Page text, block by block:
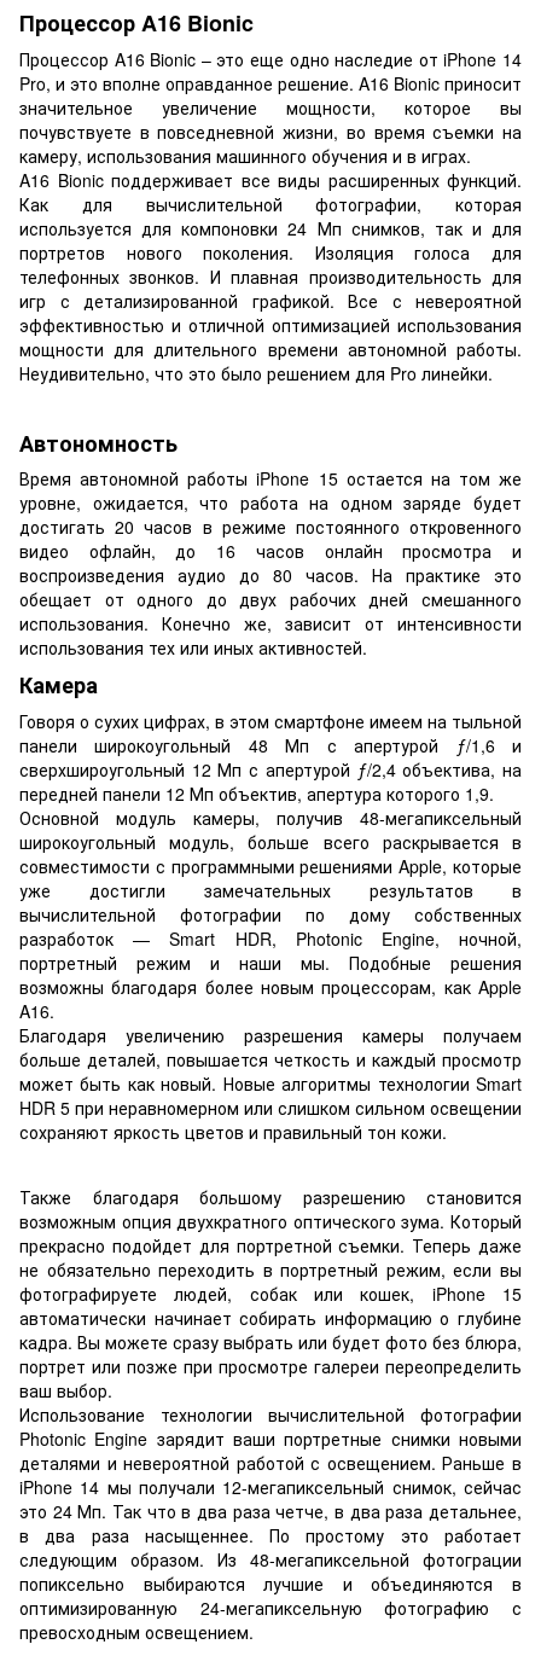
Процессор A16 Bionic
Процессор A16 Bionic – это еще одно наследие от iPhone 14
Pro, и это вполне оправданное решение. A16 Bionic приносит
значительное увеличение мощности, которое вы
почувствуете в повседневной жизни, во время съемки на
камеру, использования машинного обучения и в играх.
A16 Bionic поддерживает все виды расширенных функций.
Как для вычислительной фотографии, которая
используется для компоновки 24 Мп снимков, так и для
портретов нового поколения. Изоляция голоса для
телефонных звонков. И плавная производительность для
игр с детализированной графикой. Все с невероятной
эффективностью и отличной оптимизацией использования
мощности для длительного времени автономной работы.
Неудивительно, что это было решением для Pro линейки.
Автономность
Время автономной работы iPhone 15 остается на том же
уровне, ожидается, что работа на одном заряде будет
достигать 20 часов в режиме постоянного откровенного
видео офлайн, до 16 часов онлайн просмотра и
воспроизведения аудио до 80 часов. На практике это
обещает от одного до двух рабочих дней смешанного
использования. Конечно же, зависит от интенсивности
использования тех или иных активностей.
Камера
Говоря о сухих цифрах, в этом смартфоне имеем на тыльной
панели широкоугольный 48 Мп с апертурой ƒ/1,6 и
сверхшироугольный 12 Мп с апертурой ƒ/2,4 объектива, на
передней панели 12 Мп объектив, апертура которого 1,9.
Основной модуль камеры, получив 48-мегапиксельный
широкоугольный модуль, больше всего раскрывается в
совместимости с программными решениями Apple, которые
уже достигли замечательных результатов в
вычислительной фотографии по дому собственных
разработок — Smart HDR, Photonic Engine, ночной,
портретный режим и наши мы. Подобные решения
возможны благодаря более новым процессорам, как Apple
A16.
Благодаря увеличению разрешения камеры получаем
больше деталей, повышается четкость и каждый просмотр
может быть как новый. Новые алгоритмы технологии Smart
HDR 5 при неравномерном или слишком сильном освещении
сохраняют яркость цветов и правильный тон кожи.
Также благодаря большому разрешению становится
возможным опция двухкратного оптического зума. Который
прекрасно подойдет для портретной съемки. Теперь даже
не обязательно переходить в портретный режим, если вы
фотографируете людей, собак или кошек, iPhone 15
автоматически начинает собирать информацию о глубине
кадра. Вы можете сразу выбрать или будет фото без блюра,
портрет или позже при просмотре галереи переопределить
ваш выбор.
Использование технологии вычислительной фотографии
Photonic Engine зарядит ваши портретные снимки новыми
деталями и невероятной работой с освещением. Раньше в
iPhone 14 мы получали 12-мегапиксельный снимок, сейчас
это 24 Мп. Так что в два раза четче, в два раза детальнее,
в два раза насыщеннее. По простому это работает
следующим образом. Из 48-мегапиксельной фотограции
попиксельно выбираются лучшие и объединяются в
оптимизированную 24-мегапиксельную фотографию с
превосходным освещением.